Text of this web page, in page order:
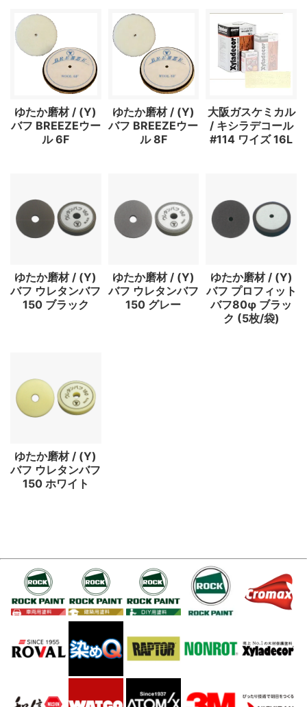
ゆたか磨材 / (Y)
バフ BREEZEウー
ル 6F
ゆたか磨材 / (Y)
バフ BREEZEウー
ル 8F
大阪ガスケミカル
/ キシラデコール
#114 ワイズ 16L
ゆたか磨材 / (Y)
バフ ウレタンバフ
150 ブラック
ゆたか磨材 / (Y)
バフ ウレタンバフ
150 グレー
ゆたか磨材 / (Y)
バフ プロフィット
バフ80φ ブラッ
ク (5枚/袋)
ゆたか磨材 / (Y)
バフ ウレタンバフ
150 ホワイト